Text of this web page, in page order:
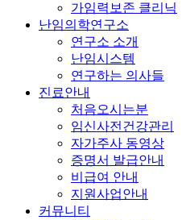
가임력보존 클리닉
난임의학연구소
연구소 소개
난임시스템
연구하는 의사들
진료안내
처음오시는분
임신사전건강관리
자가주사 동영상
증명서 발급안내
비급여 안내
지원사업안내
커뮤니티